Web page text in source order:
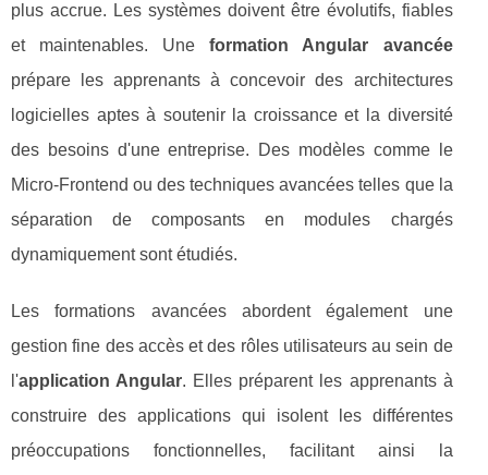
plus accrue. Les systèmes doivent être évolutifs, fiables
et maintenables. Uneformation Angular avancée
prépare les apprenants à concevoir des architectures
logicielles aptes à soutenir la croissance et la diversité
des besoins d'une entreprise. Des modèles comme le
Micro-Frontend ou des techniques avancées telles que la
séparation de composants en modules chargés
dynamiquement sont étudiés.
Les formations avancées abordent également une
gestion fine des accès et des rôles utilisateurs au sein de
l'application Angular. Elles préparent les apprenants à
construire des applications qui isolent les différentes
préoccupations fonctionnelles, facilitant ainsi la